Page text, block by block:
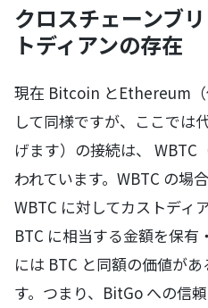
クロスチェーンブ
トディアンの存在
現在 Bitcoin とEthereum（
して同様ですが、ここでは
げます）の接続は、
われています。WBTC の場
WBTC に対してカストディ
BTC に相当する金額を保有
には BTC と同額の価値が
す。つまり、BitGo への信